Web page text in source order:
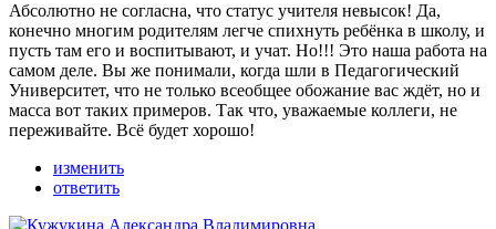
Абсолютно не согласна, что статус учителя невысок! Да,
конечно многим родителям легче спихнуть ребёнка в школу, и
пусть там его и воспитывают, и учат. Но!!! Это наша работа на
самом деле. Вы же понимали, когда шли в Педагогический
Университет, что не только всеобщее обожание вас ждёт, но и
масса вот таких примеров. Так что, уважаемые коллеги, не
переживайте. Всё будет хорошо!
изменить
ответить